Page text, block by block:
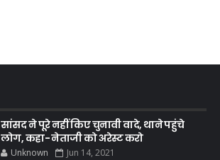
सांसद ने पूरे नहीं किए चुनावी वादे, थाने पहुंचे
लोग, कहा- नेताजी को अरेस्ट करो
Unknown Jun 14, 2021